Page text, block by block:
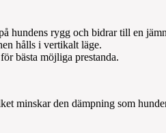
hundens rygg och bidrar till en
hålls i vertikalt läge.
bästa möjliga prestanda.
minskar den dämpning som